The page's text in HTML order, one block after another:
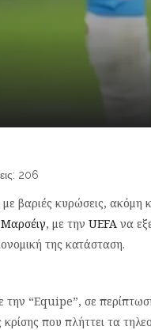
206
βαριές κυρώσεις,
Μαρσέιγ, με την UEFAνα
της κατάσταση.
“Equipe”, σε
κρίσης που πλήττει τα